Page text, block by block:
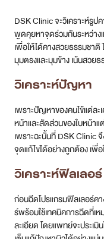
DSK Clinic จะวิเคราะห์รู
พูดคุยหาจุดร่วมกันระหว่าง
เพื่อให้ได้คางสวยธรรมชา
มุมตรงและมุมข้าง เน้นสวย
วิเคราะห์ปัญหา
เพราะปัญหาของคนไข้แต่ล
หน้าและสัดส่วนของใบหน้า
เพราะฉะนั้นที่ DSK Clinic
จุดแก้ไขได้อย่างถูกต้อง เ
วิเคราะห์ฟิลเลอร์
ก่อนฉีดโปรแกรมฟิลเลอร์คา
ร์พร้อมใช้เทคนิคการฉีดที่เ
ละเอียด โดยแพทย์จะประเ